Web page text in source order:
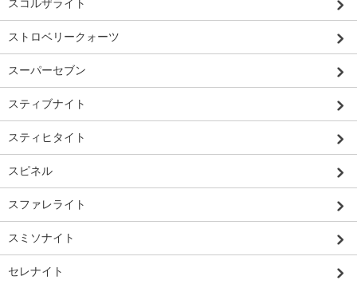
スコルザライト
ストロベリークォーツ
スーパーセブン
スティブナイト
スティヒタイト
スピネル
スファレライト
スミソナイト
セレナイト